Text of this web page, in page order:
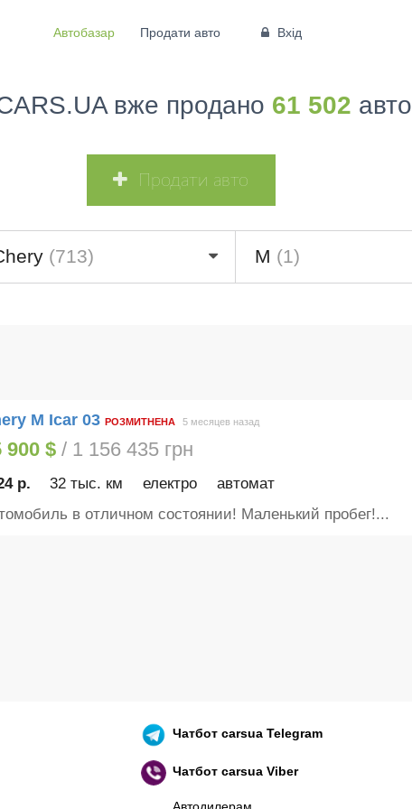
Автобазар Продати авто Вхід
вже продано 61 502 авто
Продати авто
(713) M (1)
M Icar 03 РОЗМИТНЕНА 5 месяцев назад
900 $/ 1 156 435 грн
р. 32 тыс. км електро автомат
в отличном состоянии! Маленький пробег!...
Чатботcarsua Telegram
Чатботcarsua Viber
Автодилерам